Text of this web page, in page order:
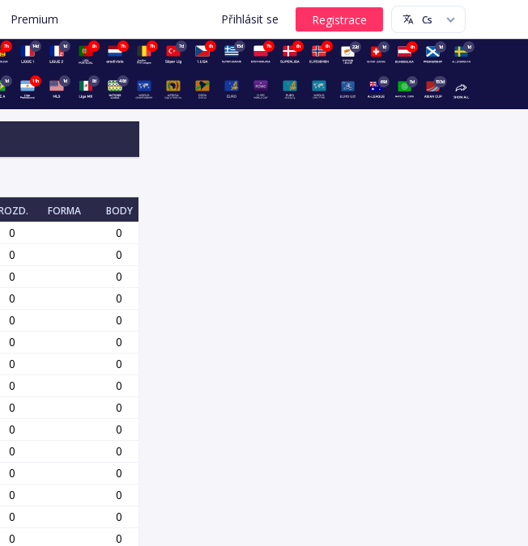
Premium Přihlásit se
7h 14d 1d 8h 7h 7h 7d 6h 15d 7h 6h 6h 22d 1d 6h 1d 1d
1d 11h 1d 8d 48d 69d 5d 153d
FORMA BODY
0
0
0
0
0
0
0
0
0
0
0
0
0
0
0
0
0
0
0
0
0
0
0
0
0
0
0
0
0
0